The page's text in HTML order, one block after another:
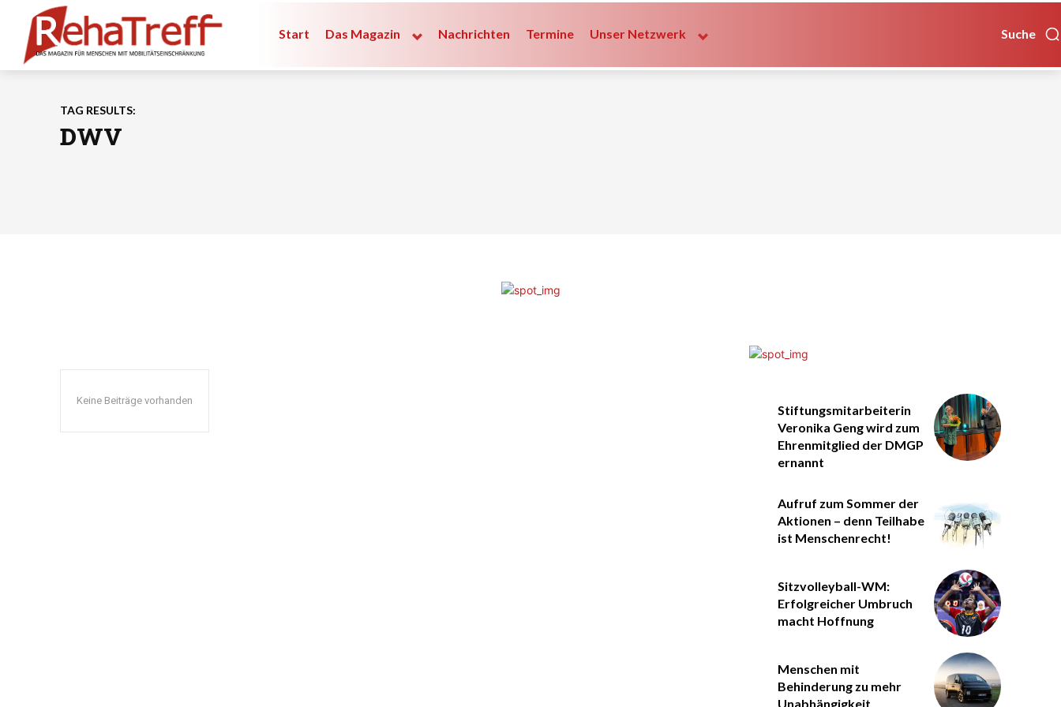
Suche
Start Das Magazin Nachrichten Termine Unser Netzwerk
TAG RESULTS:
DWV
Keine Beiträge vorhanden
Stiftungsmitarbeiterin
Veronika Geng wird zum
Ehrenmitglied der DMGP
ernannt
Aufruf zum Sommer der
Aktionen – denn Teilhabe
ist Menschenrecht!
Sitzvolleyball-WM:
Erfolgreicher Umbruch
macht Hoffnung
Menschen mit
Behinderung zu mehr
Unabhängigkeit